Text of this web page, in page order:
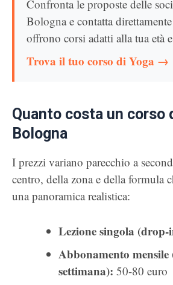
Confronta le proposte delle
Bologna e contatta
offrono corsi adatti alla tua età
Trova il tuo corso di Yoga →
Quanto costa un corso
Bologna
I prezzi variano parecchio a
centro, della zona e della formula
una panoramica realistica:
Lezione singola (drop-
Abbonamento mensile
settimana): 50-80 euro